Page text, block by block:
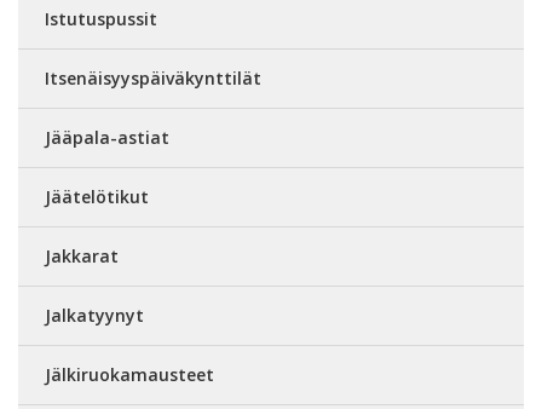
Istutuspussit
Itsenäisyyspäiväkynttilät
Jääpala-astiat
Jäätelötikut
Jakkarat
Jalkatyynyt
Jälkiruokamausteet